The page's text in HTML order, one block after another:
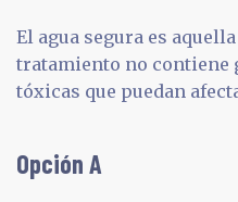
El agua segura es
tratamiento no contiene
tóxicas que puedan
Opción A